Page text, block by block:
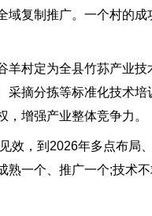
复制推广。一个村的成
村定为全县竹荪产业技
采摘分拣等标准化技术
增强产业整体竞争力。
，到2026年多点布局、
熟一个、推广一个;技术